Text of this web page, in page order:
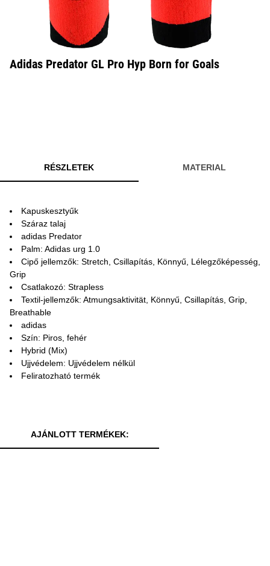
Adidas Predator GL Pro Hyp Born for Goals
RÉSZLETEK MATERIAL
Kapuskesztyűk
Száraz talaj
adidas Predator
Palm: Adidas urg 1.0
Cipő jellemzők: Stretch, Csillapítás, Könnyű, Lélegzőképesség,
Grip
Csatlakozó: Strapless
Textil-jellemzők: Atmungsaktivität, Könnyű, Csillapítás, Grip,
Breathable
adidas
Szín: Piros, fehér
Hybrid (Mix)
Ujjvédelem: Ujjvédelem nélkül
Feliratozható termék
AJÁNLOTT TERMÉKEK: